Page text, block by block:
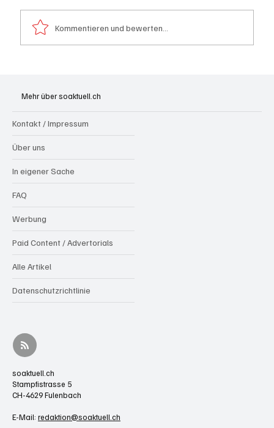
gesucht)
Kommentieren und bewerten...
Mehr über soaktuell.ch
Kontakt / Impressum
Über uns
In eigener Sache
FAQ
Werbung
Paid Content / Advertorials
Alle Artikel
Datenschutzrichtlinie
soaktuell.ch
Stampfistrasse 5
CH-4629 Fulenbach
E-Mail: redaktion@soaktuell.ch